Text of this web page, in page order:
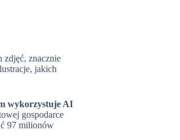
zdjęć, znacznie
jakich
wykorzystuje AI
gospodarce
97 milionów